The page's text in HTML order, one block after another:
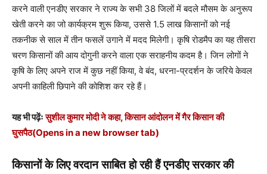
करने वाली एनडीए सरकार ने राज्य के सभी 38 जिलों में बदले मौसम के अनुरूप
खेती करने का जो कार्यक्रम शुरू किया, उससे 1.5 लाख किसानों को नई
तकनीक से साल में तीन फसलें उगाने में मदद मिलेगी। कृषि रोडमैप का यह तीसरा
चरण किसानों की आय दोगुनी करने वाला एक सराहनीय कदम है। जिन लोगों ने
कृषि के लिए अपने राज में कुछ नहीं किया, वे बंद, धरना-प्रदर्शन के जरिये केवल
अपनी काहिली छिपाने की कोशिश कर रहे हैं।
यह भी पढ़ेंःसुशील कुमार मोदी ने कहा, किसान आंदोलन में गैर किसान की
घुसपैठ(Opens in a new browser tab)
किसानों के लिए वरदान साबित हो रही हैं एनडीए सरकार की